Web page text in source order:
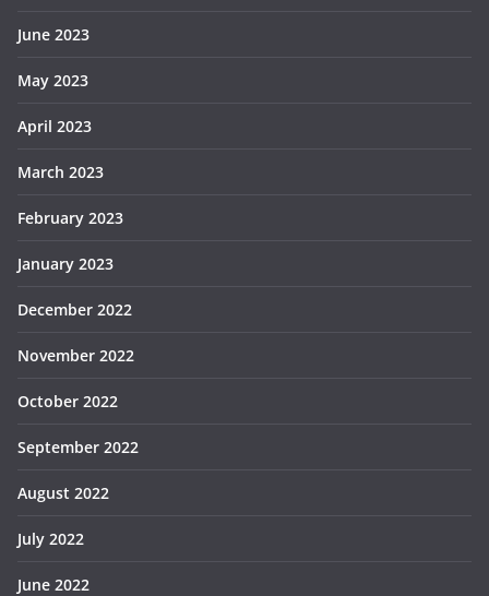
June 2023
May 2023
April 2023
March 2023
February 2023
January 2023
December 2022
November 2022
October 2022
September 2022
August 2022
July 2022
June 2022